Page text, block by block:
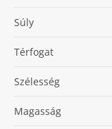
Súly
Térfogat
Szélesség
Magasság